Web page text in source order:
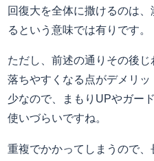
回復大を全体に撒けるのは
るという意味では有りです。
ただし、前述の通りその後
落ちやすくなる点がデメリ
少なので、まもりUPやガー
使いづらいですね。
重複でかかってしまうので